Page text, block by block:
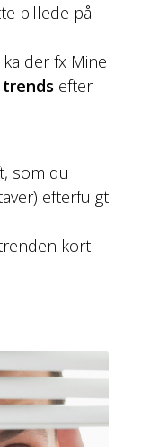
billede på
fx Mine
efter
som du
efterfulgt
kort